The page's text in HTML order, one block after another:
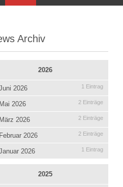
Archiv
2026
2026 1 Eintrag
Mai 2026 2 Einträge
März 2026 2 Einträge
Februar 2026 2 Einträge
2026 1 Eintrag
2025